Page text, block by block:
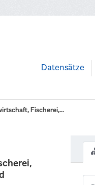
Datensätze
Fischerei,...